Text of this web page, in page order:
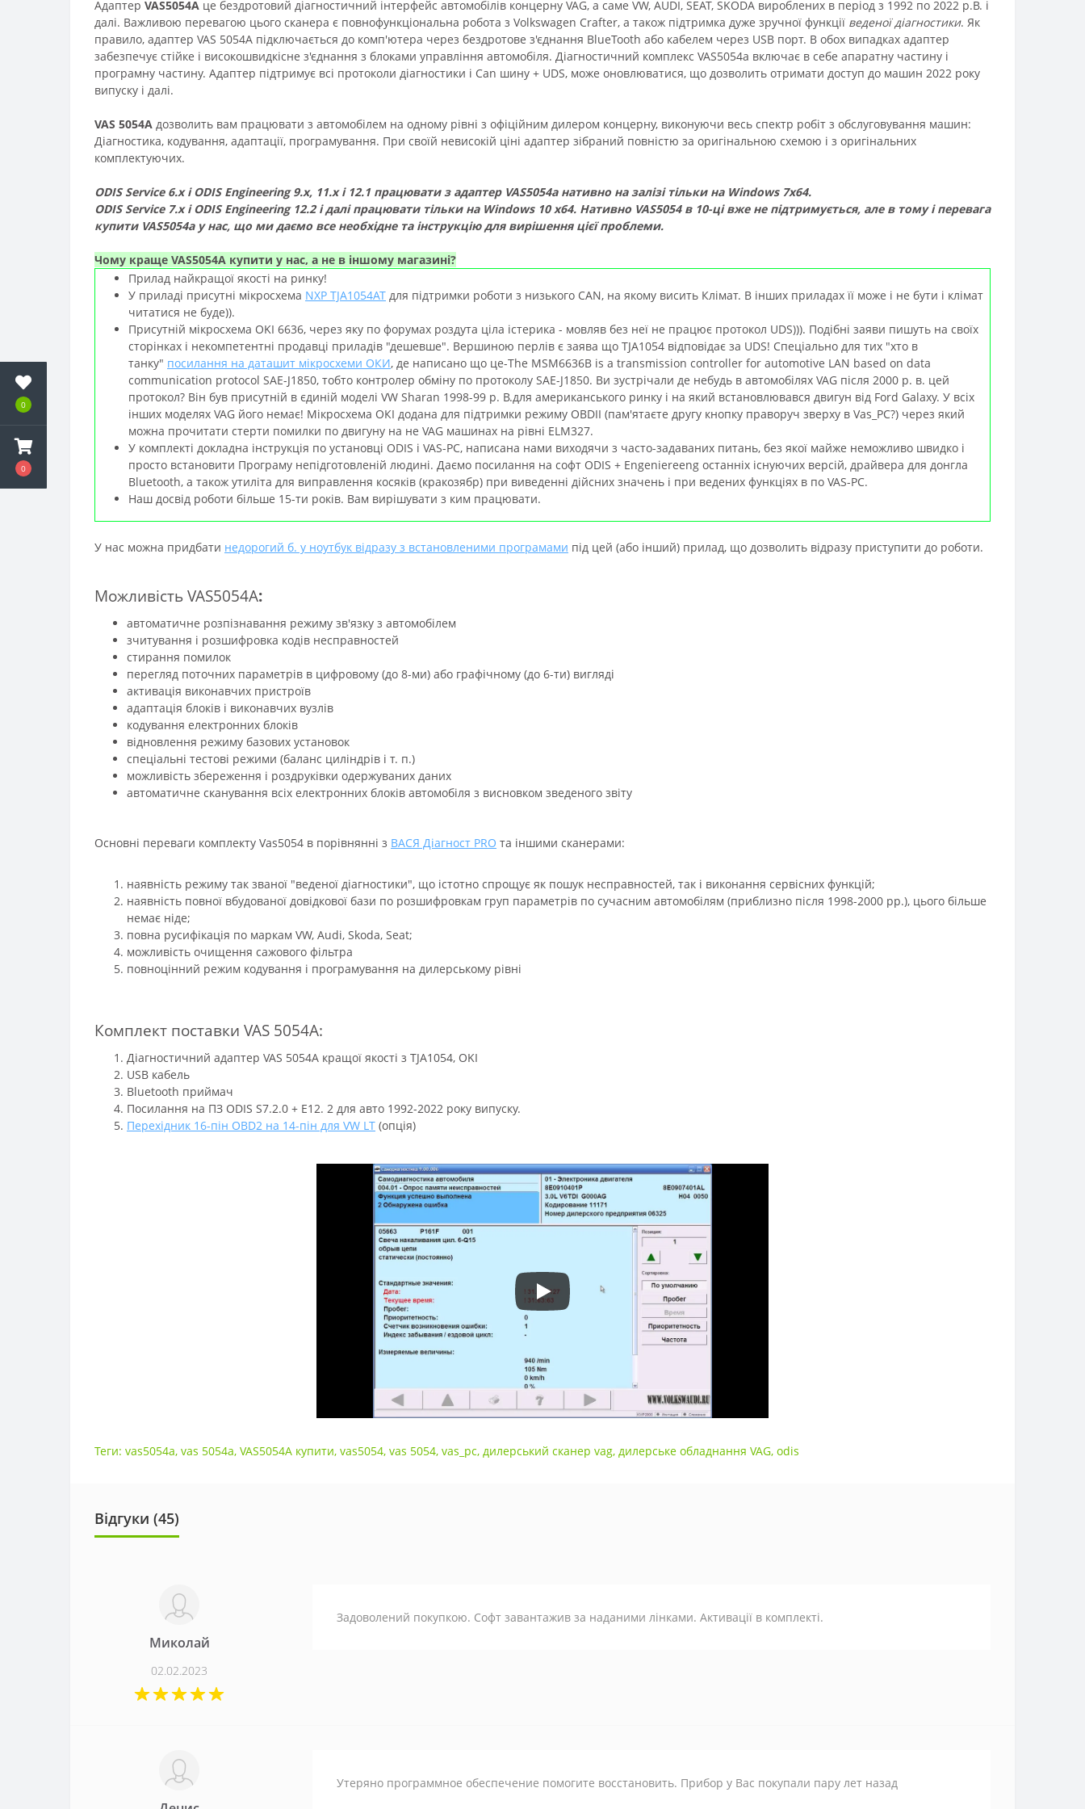
0
0
Адаптер VAS5054A це бездротовий діагностичний інтерфейс автомобілів концерну VAG, а саме VW, AUDI, SEAT, SKODA вироблених в період з 1992 по 2022 р.В. і
далі. Важливою перевагою цього сканера є повнофункціональна робота з Volkswagen Crafter, а також підтримка дуже зручної функції веденої діагностики. Як
правило, адаптер VAS 5054A підключається до комп'ютера через бездротове з'єднання BlueTooth або кабелем через USB порт. В обох випадках адаптер
забезпечує стійке і високошвидкісне з'єднання з блоками управління автомобіля. Діагностичний комплекс VAS5054a включає в себе апаратну частину і
програмну частину. Адаптер підтримує всі протоколи діагностики і Can шину + UDS, може оновлюватися, що дозволить отримати доступ до машин 2022 року
випуску і далі.
VAS 5054A дозволить вам працювати з автомобілем на одному рівні з офіційним дилером концерну, виконуючи весь спектр робіт з обслуговування машин:
Діагностика, кодування, адаптації, програмування. При своїй невисокій ціні адаптер зібраний повністю за оригінальною схемою і з оригінальних
комплектуючих.
ODIS Service 6.xіODIS Engineering 9.x, 11.x і 12.1 працювати з адаптерVAS5054a нативно на залізі тільки наWindows 7x64.
ODIS Service 7.xіODIS Engineering 12.2 і даліпрацюватитільки на Windows10 x64. Нативно VAS5054 в 10-ці вже не підтримується, але в тому і перевага
купити VAS5054a у нас, що ми даємо все необхідне та інструкцію для вирішення цієї проблеми.
Чому краще VAS5054A купити у нас, а не в іншому магазині?
Прилад найкращої якості на ринку!
У приладі присутні мікросхема NXP TJA1054AT для підтримки роботи з низького CAN, на якому висить Клімат. В інших приладах її може і не бути і клімат
читатися не буде)).
Присутній мікросхема OKI 6636, через яку по форумах роздута ціла істерика - мовляв без неї не працює протокол UDS))). Подібні заяви пишуть на своїх
сторінках і некомпетентні продавці приладів "дешевше". Вершиною перлів є заява що TJA1054 відповідає за UDS! Спеціально для тих "хто в
танку" посилання на даташит мікросхеми ОКИ, де написано що це-The MSM6636B is a transmission controller for automotive LAN based on data
communication protocol SAE-J1850, тобто контролер обміну по протоколу SAE-J1850. Ви зустрічали де небудь в автомобілях VAG після 2000 р. в. цей
протокол? Він був присутній в єдиній моделі VW Sharan 1998-99 р. В.для американського ринку і на який встановлювався двигун від Ford Galaxy. У всіх
інших моделях VAG його немає! Мікросхема ОКІ додана для підтримки режиму OBDII (пам'ятаєте другу кнопку праворуч зверху в Vas_PC?) через який
можна прочитати стерти помилки по двигуну на не VAG машинах на рівні ELM327.
У комплекті докладна інструкція по установці ODIS і VAS-PC, написана нами виходячи з часто-задаваних питань, без якої майже неможливо швидко і
просто встановити Програму непідготовленій людині. Даємо посилання на софт ODIS + Engeniereeng останніх існуючих версій, драйвера для донгла
Bluetooth, а також утиліта для виправлення косяків (кракозябр) при виведенні дійсних значень і при ведених функціях в по VAS-PC.
Наш досвід роботи більше 15-ти років. Вам вирішувати з ким працювати.
У нас можна придбати недорогий б. у ноутбук відразу з встановленими програмами під цей (або інший) прилад, що дозволить відразу приступити до роботи.
Можливість VAS5054A:
автоматичне розпізнавання режиму зв'язку з автомобілем
зчитування і розшифровка кодів несправностей
стирання помилок
перегляд поточних параметрів в цифровому (до 8-ми) або графічному (до 6-ти) вигляді
активація виконавчих пристроїв
адаптація блоків і виконавчих вузлів
кодування електронних блоків
відновлення режиму базових установок
спеціальні тестові режими (баланс циліндрів і т. п.)
можливість збереження і роздруківки одержуваних даних
автоматичне сканування всіх електронних блоків автомобіля з висновком зведеного звіту
Основні переваги комплекту Vas5054 в порівнянні з ВАСЯ Діагност PRO та іншими сканерами:
наявність режиму так званої "веденої діагностики", що істотно спрощує як пошук несправностей, так і виконання сервісних функцій;
наявність повної вбудованої довідкової бази по розшифровкам груп параметрів по сучасним автомобілям (приблизно після 1998-2000 рр.), цього більше
немає ніде;
повна русифікація по маркам VW, Audi, Skoda, Seat;
можливість очищення сажового фільтра
повноцінний режим кодування і програмування на дилерському рівні
Комплект поставки VAS 5054A:
Діагностичний адаптер VAS 5054A кращої якості з TJA1054, OKI
USB кабель
Bluetooth приймач
Посилання на ПЗ ODIS S7.2.0 + E12. 2 для авто 1992-2022 року випуску.
Перехідник 16-пін OBD2 на 14-пін для VW LT (опція)
Теги: vas5054a, vas 5054a, VAS5054A купити, vas5054, vas 5054, vas_pc, дилерський сканер vag, дилерське обладнання VAG, odis
Відгуки (45)
Миколай
02.02.2023
Задоволений покупкою. Софт завантажив за наданими лінками. Активації в комплекті.
Утеряно программное обеспечение помогите восстановить. Прибор у Вас покупали пару лет назад